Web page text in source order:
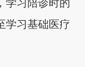
学习陪诊时的
学习基础医疗